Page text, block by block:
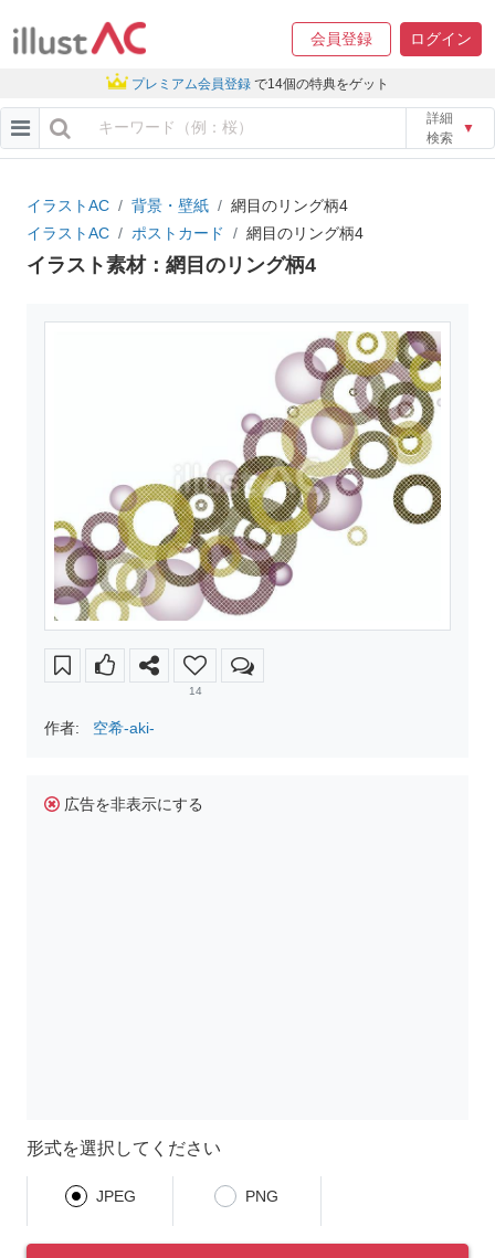
会員登録 ログイン
プレミアム会員登録 で14個の特典をゲット
詳細
検索
▼
イラストAC 背景・壁紙
網目のリング柄4
イラストAC
ポストカード 網目のリング柄4
イラスト素材：網目のリング柄4
14
作者: 空希-aki-
広告を非表示にする
形式を選択してください
JPEG PNG